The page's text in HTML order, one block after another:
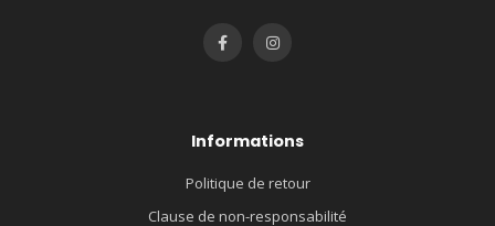
Informations
Politique de retour
Clause de non-responsabilité